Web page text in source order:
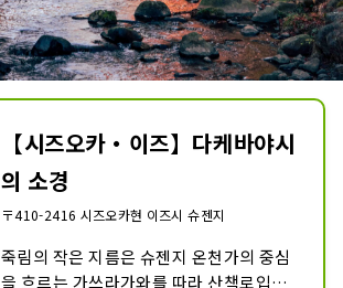
【시즈오카・이즈】다케바야시
의 소경
〒410-2416 시즈오카현 이즈시 슈젠지
죽림의 작은 지름은 슈젠지 온천가의 중심
을 흐르는 가쓰라가와를 따라 산책로입니